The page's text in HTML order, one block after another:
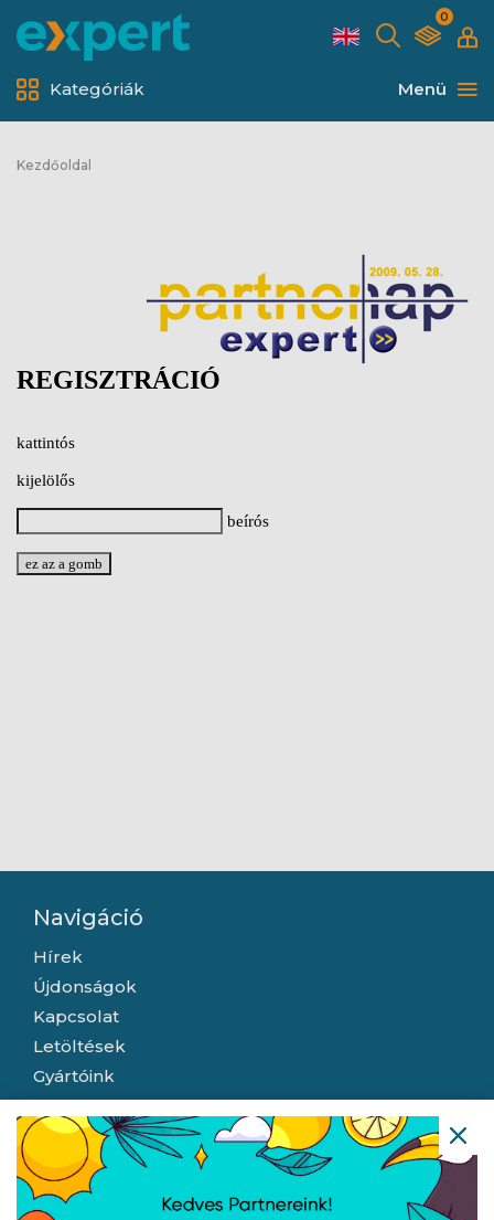
0
Menü
Kategóriák
Kezdőoldal
REGISZTRÁCIÓ
kattintós
kijelölős
beírós
Navigáció
Hírek
Újdonságok
Kapcsolat
Letöltések
Gyártóink
Információ
Általános szerződési feltételek
Adatkezelési tájékoztató